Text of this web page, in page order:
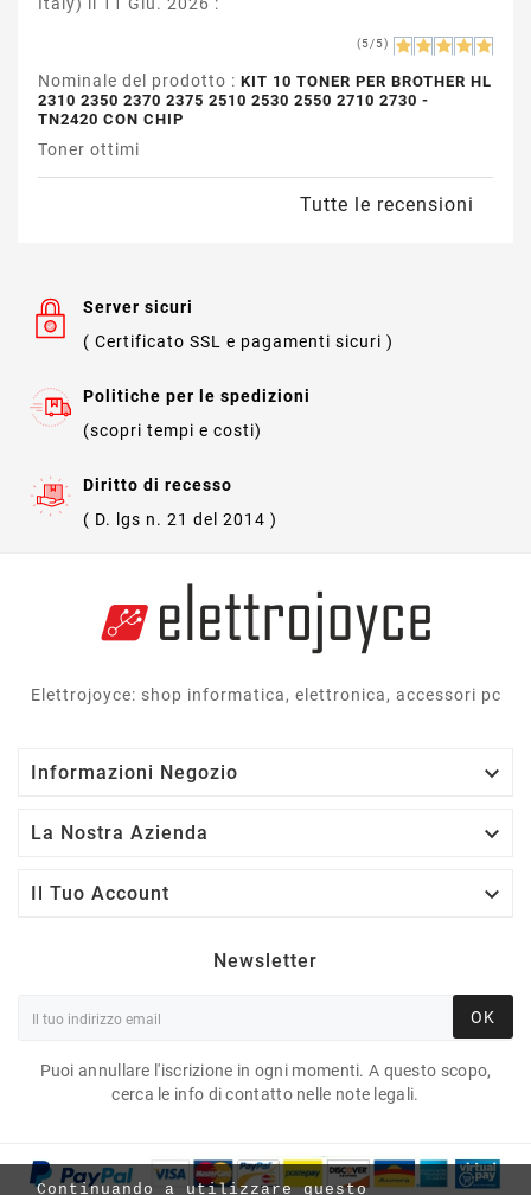
Continuando a utilizzare questo
(5/5)
Nominale del prodotto : KIT 10 TONER PER BROTHER HL
2310 2350 2370 2375 2510 2530 2550 2710 2730 -
TN2420 CON CHIP
Toner ottimi
Tutte le recensioni
Server sicuri
( Certificato SSL e pagamenti sicuri )
Politiche per le spedizioni
(scopri tempi e costi)
Diritto di recesso
( D. lgs n. 21 del 2014 )
Elettrojoyce: shop informatica, elettronica, accessori pc
Informazioni Negozio 
La Nostra Azienda 
Il Tuo Account 
Newsletter
OK
Puoi annullare l'iscrizione in ogni momenti. A questo scopo,
cerca le info di contatto nelle note legali.